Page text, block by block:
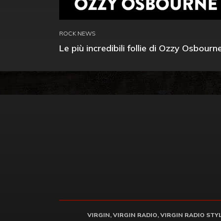
ROCK NEWS
Le più incredibili follie di Ozzy
VIRGIN, VIRGIN RADIO, VIRGIN RADIO